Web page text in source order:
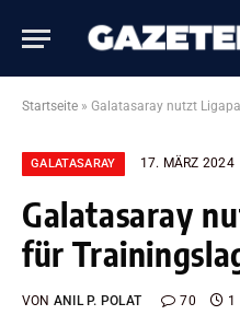
Startseite » Galatasaray nutzt
GALATASARAY 17. MÄRZ 2024
Galatasaray
für
VON ANIL P. POLAT 70 1